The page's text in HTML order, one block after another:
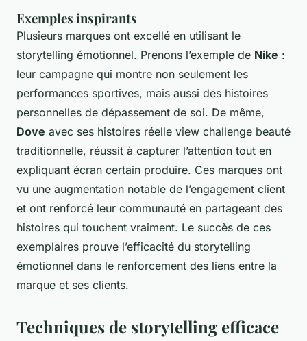
Exemples inspirants
Plusieurs marques ont excellé en utilisant le
storytelling émotionnel. Prenons l’exemple de Nike :
leur campagne qui montre non seulement les
performances sportives, mais aussi des histoires
personnelles de dépassement de soi. De même,
Dove avec ses histoires réelle view challenge beauté
traditionnelle, réussit à capturer l’attention tout en
expliquant écran certain produire. Ces marques ont
vu une augmentation notable de l’engagement client
et ont renforcé leur communauté en partageant des
histoires qui touchent vraiment. Le succès de ces
exemplaires prouve l’efficacité du storytelling
émotionnel dans le renforcement des liens entre la
marque et ses clients.
Techniques de storytelling efficace